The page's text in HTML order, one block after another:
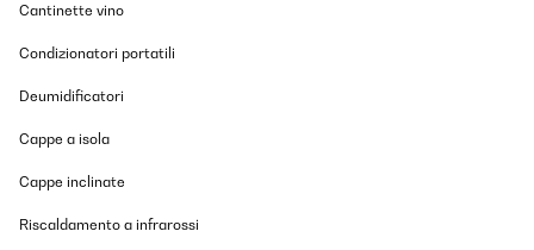
Cantinette vino
Condizionatori portatili
Deumidificatori
Cappe a isola
Cappe inclinate
Riscaldamento a infrarossi